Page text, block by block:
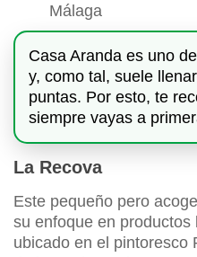
Málaga
Casa Aranda es uno
y, como tal, suele
puntas. Por esto, te
siempre vayas a
La Recova
Este pequeño pero
su enfoque en
ubicado en el pintoresco